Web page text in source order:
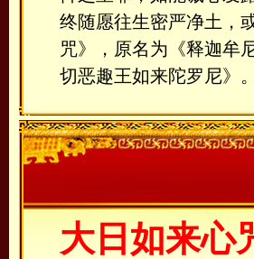
终随愿往生密严净土，
咒》，原名为《释迦牟
切恶趣王如来陀罗尼》。
大日如来心